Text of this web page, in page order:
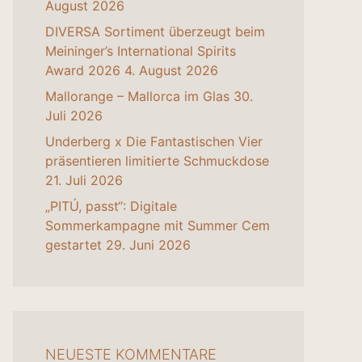
August 2026
DIVERSA Sortiment überzeugt beim
Meininger’s International Spirits
Award 2026 4. August 2026
Mallorange – Mallorca im Glas 30.
Juli 2026
Underberg x Die Fantastischen Vier
präsentieren limitierte Schmuckdose
21. Juli 2026
„PITÚ, passt“: Digitale
Sommerkampagne mit Summer Cem
gestartet 29. Juni 2026
NEUESTE KOMMENTARE